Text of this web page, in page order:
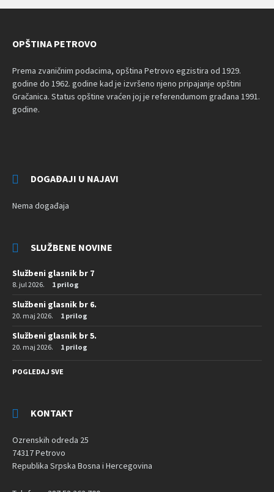
OPŠTINA PETROVO
Prema zvaničnim podacima, opština Petrovo egzistira od 1929.
godine do 1962. godine kad je izvršeno njeno pripajanje opštini
Gračanica. Status opštine vraćen joj je referendumom građana 1991.
godine.
DOGAĐAJI U NAJAVI
Nema događaja
SLUŽBENE NOVINE
Službeni glasnik br 7
8. jul 2026. 1 prilog
Službeni glasnik br 6.
20. maj 2026. 1 prilog
Službeni glasnik br 5.
20. maj 2026. 1 prilog
POGLEDAJ SVE
KONTAKT
Ozrenskih odreda 25
74317 Petrovo
Republika Srpska Bosna i Hercegovina